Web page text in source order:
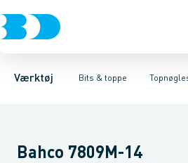
Værktøj Bits & toppe
Akku- & elværktøjHåndværktøj
BitsHoldere & overgange
Kardanled 1/4" Toppe3/8" Toppe1/
Bahco 7809M-14